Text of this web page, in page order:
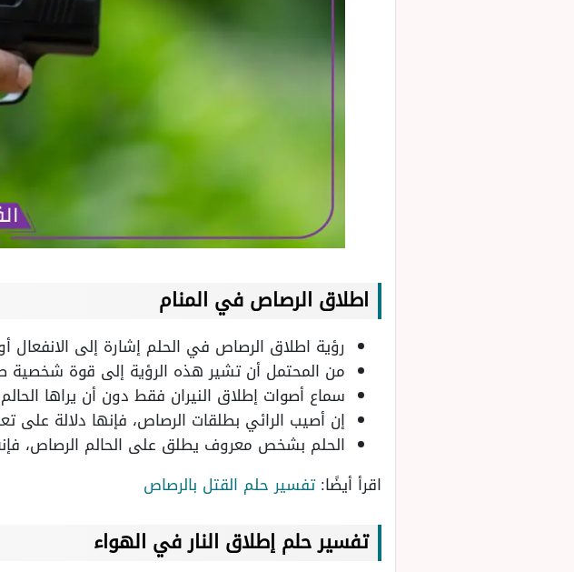
اطلاق الرصاص في المنام
رؤية اطلاق الرصاص في الحلم إشارة إلى الانفعال
من المحتمل أن تشير هذه الرؤية إلى قوة شخصية
سماع أصوات إطلاق النيران فقط دون أن يراها
إن أصيب الرائي بطلقات الرصاص، فإنها دلالة على
الحلم بشخص معروف يطلق على الحالم الرصاص،
اقرأ أيضًا:تفسير حلم القتل بالرصاص
تفسير حلم إطلاق النار في الهواء